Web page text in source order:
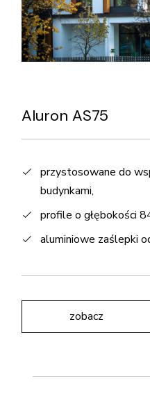
Aluron AS75
przystosowane do
budynkami,
profile o głębokości
aluminiowe zaślepki
zobacz